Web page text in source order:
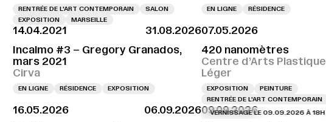
RENTRÉE DE L'ART CONTEMPORAIN
SALON
EXPOSITION
MARSEILLE
EN LIGNE RÉSIDENCE
14.04.2021
31.08.2026
Incalmo #3 – Gregory Granados,
mars 2021
Cirva
EN LIGNE RÉSIDENCE EXPOSITION
07.05.2026
420 nanomètres
Centre d’Arts
Léger
EXPOSITION
PEINTURE
RENTRÉE DE L'ART CONTEMPORAIN
16.05.2026
06.09.202609.09.2026
VERNISSAGE LE 09.09.2026 À 18H